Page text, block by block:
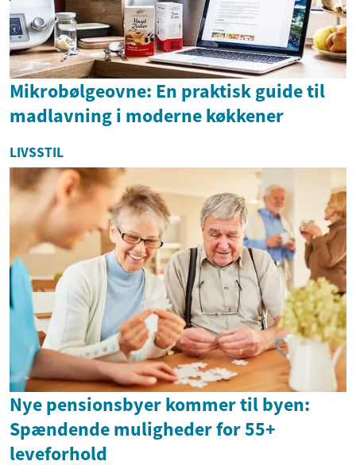
Mikrobølgeovne: En praktisk guide til
madlavning i moderne køkkener
LIVSSTIL
Nye pensionsbyer kommer til byen:
Spændende muligheder for 55+
leveforhold